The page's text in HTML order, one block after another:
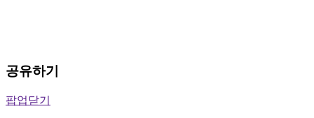
공유하기
팝업닫기